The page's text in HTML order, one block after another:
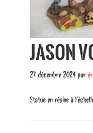
Jason
27 décembre 2024 par
Statue en résine à